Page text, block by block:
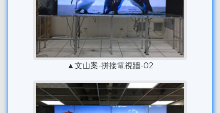
▲文山案-拼接電視牆-02